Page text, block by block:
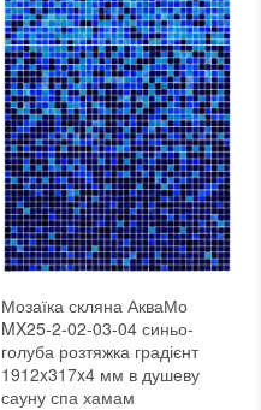
Мозаїка скляна АкваМо
MX25-2-02-03-04 синьо-
голуба розтяжка градієнт
1912x317x4 мм в душеву
сауну спа хамам